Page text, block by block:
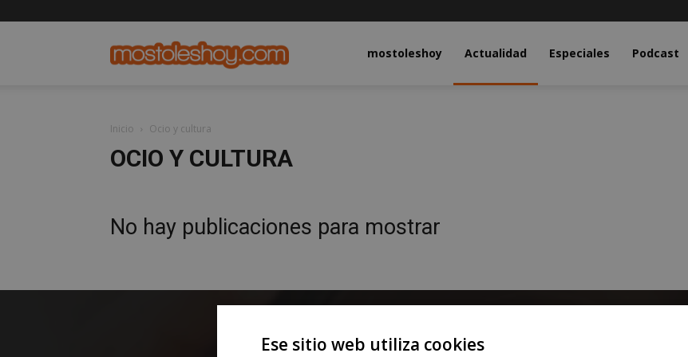
mostoleshoy.commostoleshoy Actualidad Especiales Podcast
Inicio Ocio y cultura
OCIO Y CULTURA
No hay publicaciones para mostrar
Ese sitio web utiliza cookies